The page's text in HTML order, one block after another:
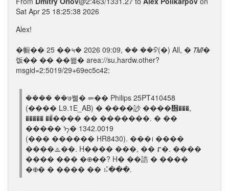
Sat Apr 25 18:25:38 2026
Alex!
�㡡�� 25 ��५� 2026 09:09, �� ��ᠫ(�) All, � ᮮ�
饭�� �� ��뫪� area://su.hardw.other?
msgid=2:5019/29+69ec5c42:
���� ��७쪨� ⥫�� Philips 25PT410458
(���� L9.1E_AB) � ����訬 ����᪮���,
����� ��ࠢ���� �� �������. � ��
����� ᠡ� 1342.0019
(��� ������ HR8430). ���᪨ ����
����ᯥ��. H���� ���, �� ⮦�. ����
���� ��� �᪠��? H� ��誥 � ����
�᪠� � ���� �� ⠮���.